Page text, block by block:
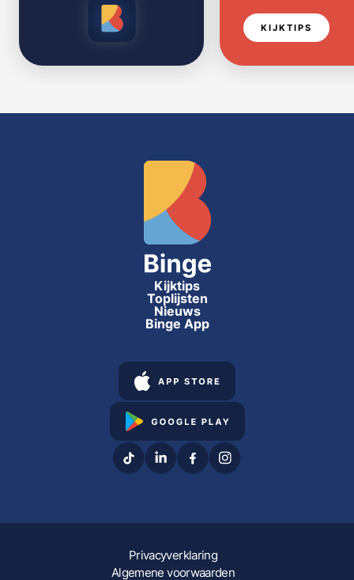
KIJKTIPS
Kijktips
Toplijsten
Nieuws
Binge App
Privacyverklaring
Algemene voorwaarden